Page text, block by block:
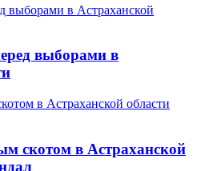
выборами в
скотом в Астраханской